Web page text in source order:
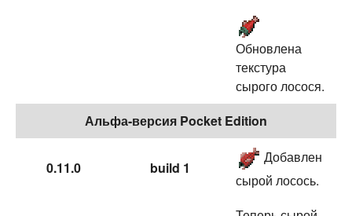
Обновлена
текстура
сырого лосося.
Альфа-версия Pocket Edition
0.11.0 build 1
Добавлен
сырой лосось.